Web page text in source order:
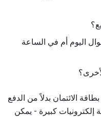
اليوم أم في الساعة
الائتمان بدلاً من الدفع
إلكترونيات كبيرة - يمكن